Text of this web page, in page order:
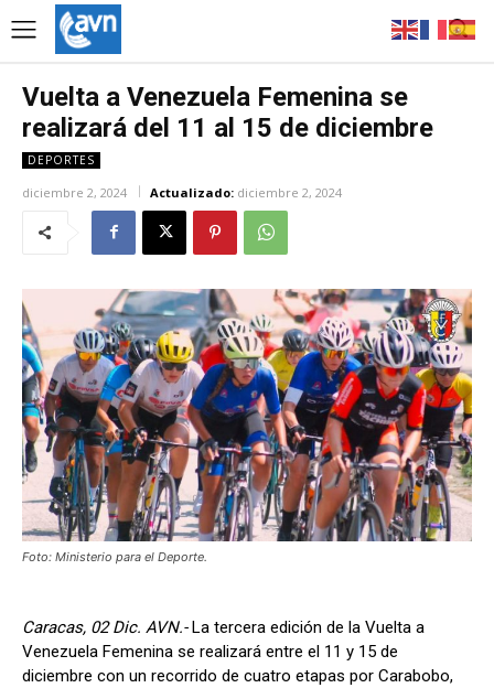
Vuelta a Venezuela Femenina se
realizará del 11 al 15 de diciembre
DEPORTES
diciembre 2, 2024 Actualizado: diciembre 2, 2024
Foto: Ministerio para el Deporte.
Caracas, 02 Dic. AVN.- La tercera edición de la Vuelta a
Venezuela Femenina se realizará entre el 11 y 15 de
diciembre con un recorrido de cuatro etapas por Carabobo,